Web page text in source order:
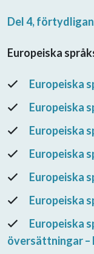
Del 4,
Europeiska
Europeiska
Europeiska
Europeiska
Europeiska
Europeiska
Europeiska
Europeiska
översättningar –